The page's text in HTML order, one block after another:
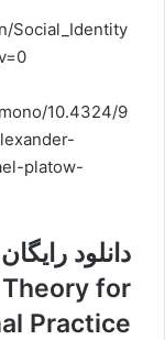
Social_Identity
10.4324/9
platow-
for
Practice